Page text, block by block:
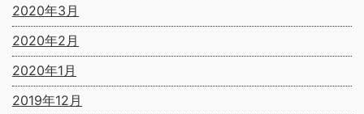
2020年3月
2020年2月
2020年1月
2019年12月